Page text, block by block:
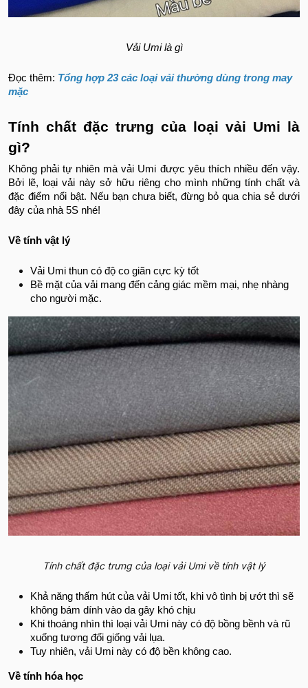
Vải Umi là gì
Đọc thêm: Tổng hợp 23 các loại vải thường dùng trong may
mặc
Tính chất đặc trưng của loại vải Umi là
gì?
Không phải tự nhiên mà vải Umi được yêu thích nhiều đến vậy.
Bởi lẽ, loại vải này sở hữu riêng cho mình những tính chất và
đặc điểm nổi bật. Nếu bạn chưa biết, đừng bỏ qua chia sẻ dưới
đây của nhà 5S nhé!
Về tính vật lý
Vải Umi thun có độ co giãn cực kỳ tốt
Bề mặt của vải mang đến cảng giác mềm mại, nhẹ nhàng
cho người mặc.
Tính chất đặc trưng của loại vải Umi về tính vật lý
Khả năng thấm hút của vải Umi tốt, khi vô tình bị ướt thì sẽ
không bám dính vào da gây khó chịu
Khi thoáng nhìn thì loại vải Umi này có độ bồng bềnh và rũ
xuống tương đối giống vải lụa.
Tuy nhiên, vải Umi này có độ bền không cao.
Về tính hóa học